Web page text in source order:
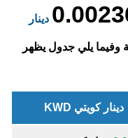
دينار
وفيما يلي جدول يظهر
دينار كويتي KWD